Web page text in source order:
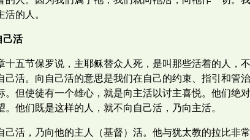
活的人。
己活
十五节保罗说，主耶稣替众人死，是叫那些活着的人，
己活。向自己活的意思是我们在自己的约束、指引和管
。但使徒有一个雄心，就是向主活以讨主喜悦。他们绝
。他们既是这样的人，就不向自己活，乃向主活。
己活，乃向他的主人（基督）活。他与犹太教的拉比非